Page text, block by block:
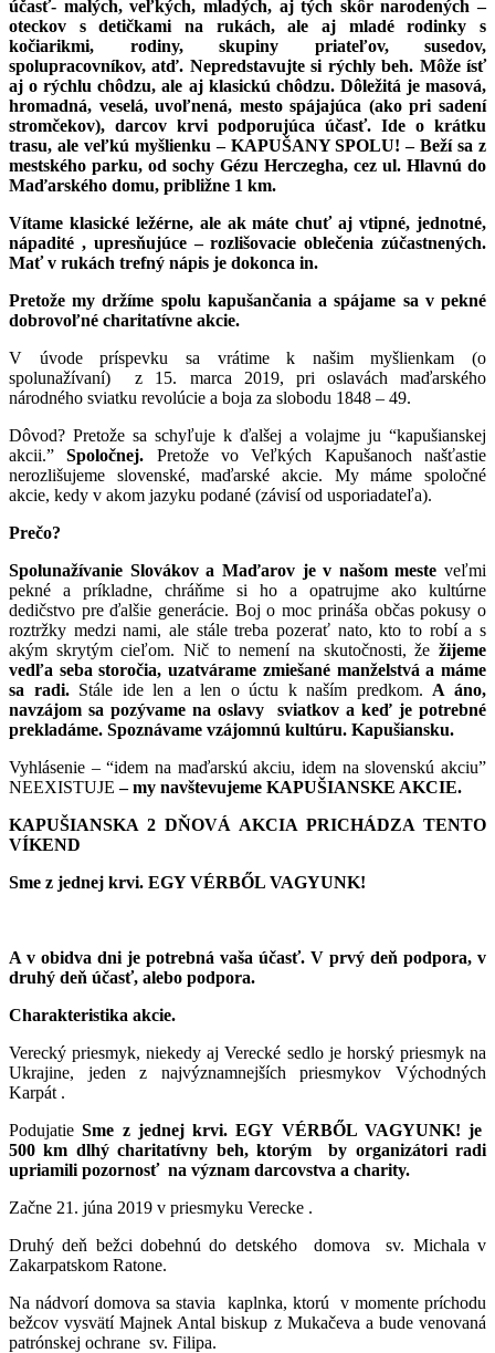
účasť- malých, veľkých, mladých, aj tých skôr narodených –
oteckov s detičkami na rukách, ale aj mladé rodinky s
kočiarikmi, rodiny, skupiny priateľov, susedov,
spolupracovníkov, atď. Nepredstavujte si rýchly beh. Môže ísť
aj o rýchlu chôdzu, ale aj klasickú chôdzu. Dôležitá je masová,
hromadná, veselá, uvoľnená, mesto spájajúca (ako pri sadení
stromčekov), darcov krvi podporujúca účasť. Ide o krátku
trasu, ale veľkú myšlienku – KAPUŠANY SPOLU! – Beží sa z
mestského parku, od sochy Gézu Herczegha, cez ul. Hlavnú do
Maďarského domu, približne 1 km.
Vítame klasické ležérne, ale ak máte chuť aj vtipné, jednotné,
nápadité , upresňujúce – rozlišovacie oblečenia zúčastnených.
Mať v rukách trefný nápis je dokonca in.
Pretože my držíme spolu kapušančania a spájame sa v pekné
dobrovoľné charitatívne akcie.
V úvode príspevku sa vrátime k našim myšlienkam (o
spolunažívaní) z 15. marca 2019, pri oslavách maďarského
národného sviatku revolúcie a boja za slobodu 1848 – 49.
Dôvod? Pretože sa schyľuje k ďalšej a volajme ju “kapušianskej
akcii.”Spoločnej. Pretože vo Veľkých Kapušanoch našťastie
nerozlišujeme slovenské, maďarské akcie. My máme spoločné
akcie, kedy v akom jazyku podané (závisí od usporiadateľa).
Prečo?
Spolunažívanie Slovákov a Maďarov je v našom meste veľmi
pekné a príkladne, chráňme si ho a opatrujme ako kultúrne
dedičstvo pre ďalšie generácie. Boj o moc prináša občas pokusy o
roztržky medzi nami, ale stále treba pozerať nato, kto to robí a s
akým skrytým cieľom. Nič to nemení na skutočnosti, že žijeme
vedľa seba storočia, uzatvárame zmiešané manželstvá a máme
sa radi.Stále ide len a len o úctu k naším predkom. A áno,
navzájom sa pozývame na oslavy sviatkov a keď je potrebné
prekladáme. Spoznávame vzájomnú kultúru. Kapušiansku.
Vyhlásenie – “idem na maďarskú akciu, idem na slovenskú akciu”
NEEXISTUJE – my navštevujeme KAPUŠIANSKE AKCIE.
KAPUŠIANSKA 2 DŇOVÁ AKCIA PRICHÁDZA TENTO
VÍKEND
Sme z jednej krvi. EGY VÉRBŐL VAGYUNK!
A v obidva dni je potrebná vaša účasť. V prvý deň podpora, v
druhý deň účasť, alebo podpora.
Charakteristika akcie.
Verecký priesmyk, niekedy aj Verecké sedlo je horský priesmyk na
Ukrajine, jeden z najvýznamnejších priesmykov Východných
Karpát .
PodujatieSme z jednej krvi. EGY VÉRBŐL VAGYUNK! je
500 km dlhý charitatívny beh, ktorým by organizátori radi
upriamili pozornosť na význam darcovstva a charity.
Začne 21. júna 2019 v priesmyku Verecke .
Druhý deň bežci dobehnú do detského domova sv. Michala v
Zakarpatskom Ratone.
Na nádvorí domova sa stavia kaplnka, ktorú v momente príchodu
bežcov vysvätí Majnek Antal biskup z Mukačeva a bude venovaná
patrónskej ochrane sv. Filipa.